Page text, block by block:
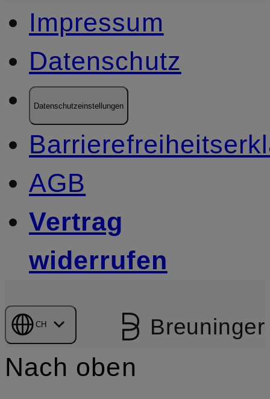
Impressum
Datenschutz
Datenschutzeinstellungen
AGB
Vertrag
widerrufen
CH Breuninger
Nach oben